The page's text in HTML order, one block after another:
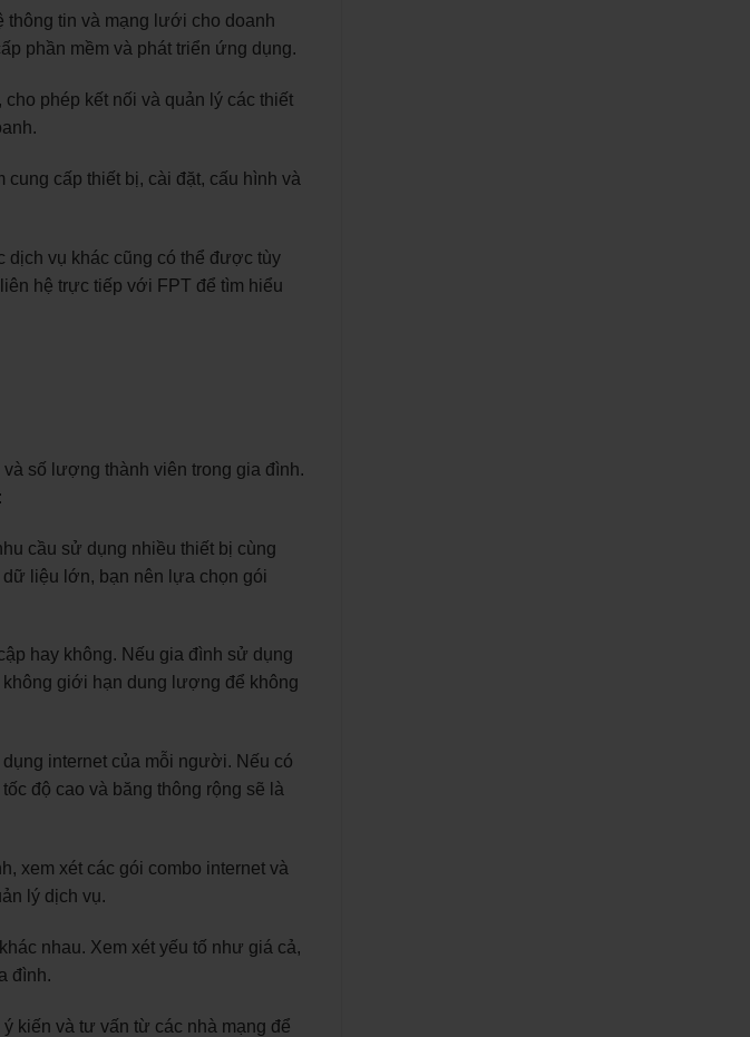
thông tin và mạng lưới cho doanh
phần mềm và phát triển ứng dụng.
phép kết nối và quản lý các thiết
cấp thiết bị, cài đặt, cấu hình và
dịch vụ khác cũng có thể được tùy
hệ trực tiếp với FPT để tìm hiểu
số lượng thành viên trong gia đình.
cầu sử dụng nhiều thiết bị cùng
liệu lớn, bạn nên lựa chọn gói
hay không. Nếu gia đình sử dụng
giới hạn dung lượng để không
internet của mỗi người. Nếu có
độ cao và băng thông rộng sẽ là
xem xét các gói combo internet và
lý dịch vụ.
nhau. Xem xét yếu tố như giá cả,
đình.
kiến và tư vấn từ các nhà mạng để